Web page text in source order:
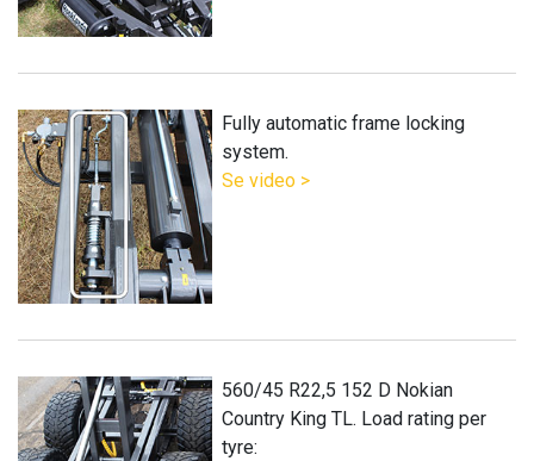
Fully automatic frame locking
system.
Se video >
560/45 R22,5 152 D Nokian
Country King TL. Load rating per
tyre: